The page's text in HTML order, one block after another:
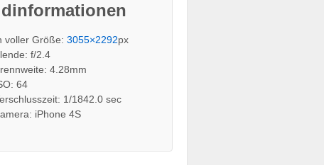
voller Größe:3055×2292px
f/2.4
4.28mm
64
1/1842.0 sec
iPhone 4S